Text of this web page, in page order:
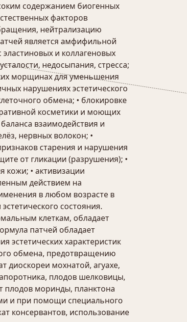
содержанием биогенных
факторов
нейтрализацию
является амфифильной
и коллагеновых
недосыпания, стресса;
морщинах для уменьшения
нарушениях эстетического
обмена; • блокировке
косметики и моющих
взаимодействия и
нервных волокон; •
старения и нарушения
от гликации (разрушения); •
кожи; • активизации
действием на
в любом возрасте в
состояния.
клеткам, обладает
патчей обладает
эстетических характеристик
обмена, предотвращению
диоскореи мохнатой, агуахе,
плодов шелковицы,
плодов моринды, планктона
и при помощи специального
консервантов, использование